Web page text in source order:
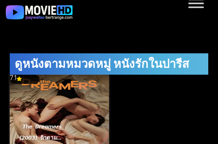
ดูหนังตามหมวดหมู่ หนังรักในปารีส
7.1
The Dreamers
(2003) รักตามฝัน